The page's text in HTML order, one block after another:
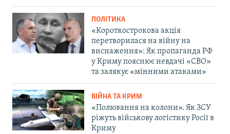
ПОЛІТИКА
«Короткострокова акція
перетворилася на війну на
виснаження»: Як пропаганда РФ
у Криму пояснює невдачі «СВО»
та залякує «мінними атаками»
ВІЙНА ТА КРИМ
«Полювання на колони». Як ЗСУ
ріжуть військову логістику Росії в
Криму